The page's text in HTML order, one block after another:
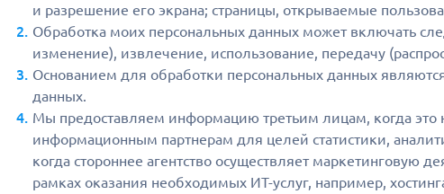
и разрешение его экрана; страницы, открываемые
Обработка моих персональных данных может включать
изменение), извлечение, использование, передачу
Основанием для обработки персональных данных
данных.
Мы предоставляем информацию третьим лицам, когда
информационным партнерам для целей статистики,
когда стороннее агентство осуществляет маркетинговую
рамках оказания необходимых ИТ-услуг, например,